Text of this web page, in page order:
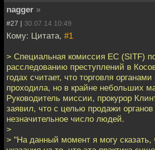
nagger »
#27 | 30.07.14 10:49
Кому: Цитата, #1
> Специальная комиссия ЕС (SITF)
расследованию преступлений в
годах считает, что торговля
проходила, но в крайне небольших
Руководитель миссии, прокурор
заявил, что с целью продажи
незначительное число людей.
>
> "На данный момент я могу сказать,